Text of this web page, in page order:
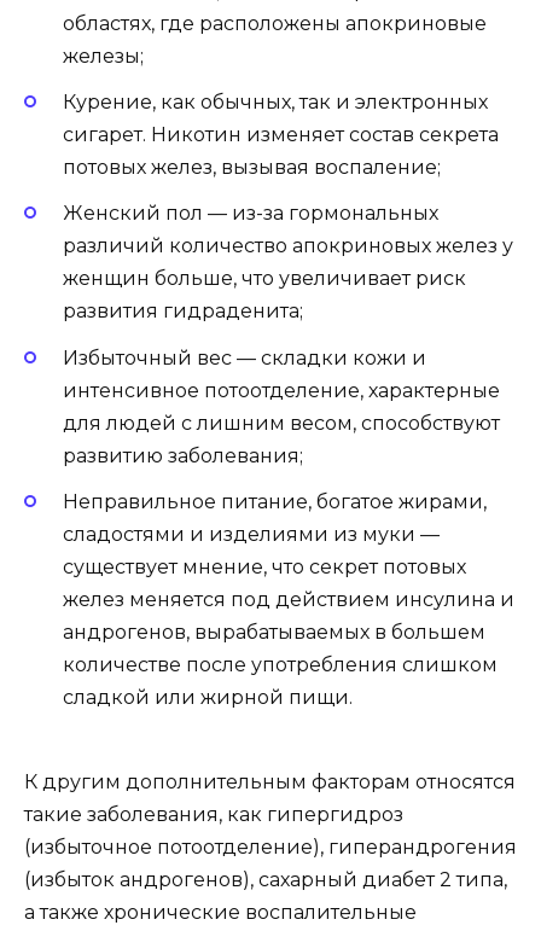
областях, где расположены апокриновые
железы;
Курение, как обычных, так и электронных
сигарет. Никотин изменяет состав секрета
потовых желез, вызывая воспаление;
Женский пол — из-за гормональных
различий количество апокриновых желез у
женщин больше, что увеличивает риск
развития гидраденита;
Избыточный вес — складки кожи и
интенсивное потоотделение, характерные
для людей с лишним весом, способствуют
развитию заболевания;
Неправильное питание, богатое жирами,
сладостями и изделиями из муки —
существует мнение, что секрет потовых
желез меняется под действием инсулина и
андрогенов, вырабатываемых в большем
количестве после употребления слишком
сладкой или жирной пищи.
К другим дополнительным факторам относятся
такие заболевания, как гипергидроз
(избыточное потоотделение), гиперандрогения
(избыток андрогенов), сахарный диабет 2 типа,
а также хронические воспалительные